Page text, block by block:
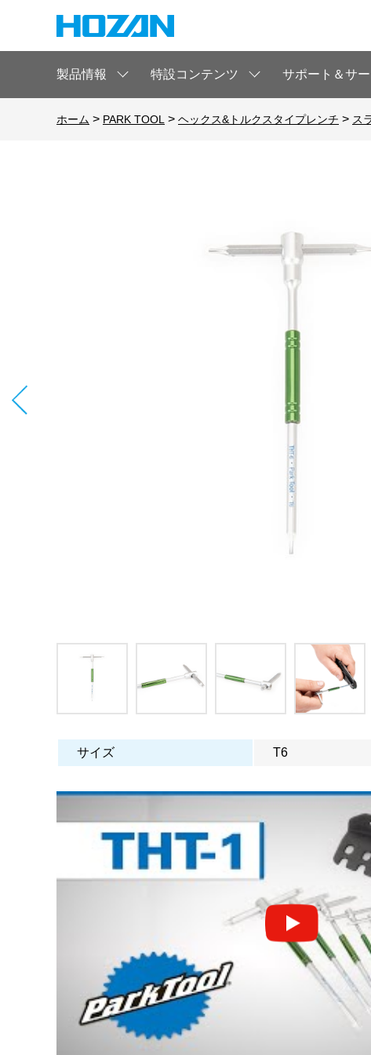
製品情報 特設コンテンツ サポート＆サー
ホーム > PARK TOOL > ヘックス&トルクスタイプレンチ > ス
サイズ T6